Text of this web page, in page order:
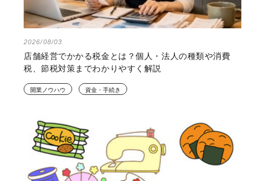
2026/08/03
店舗経営でかかる税金とは？個人・法人の種類や消費
税、節税対策までわかりやすく解説
開業ノウハウ 資金・手続き